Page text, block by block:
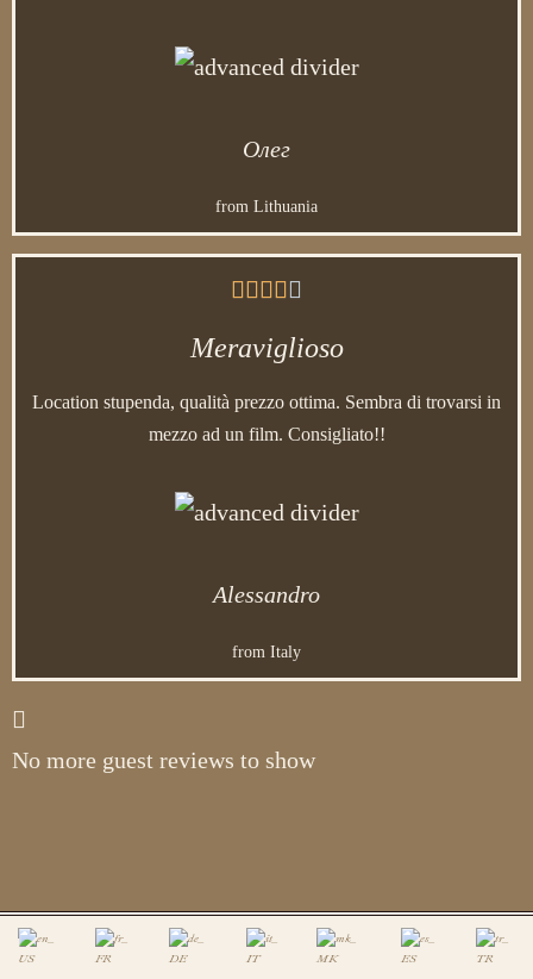
Олег
from Lithuania

Meraviglioso
Location stupenda, qualità prezzo ottima. Sembra di trovarsi in
mezzo ad un film. Consigliato!!
Alessandro
from Italy
No more guest reviews to show